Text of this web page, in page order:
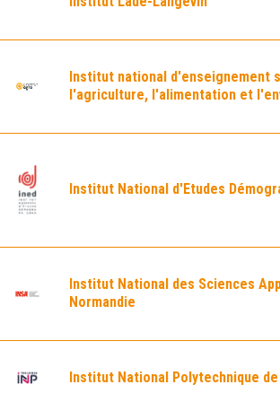
Institut national d'enseignement
l'agriculture, l'alimentation et
Institut National d'Etudes
Institut National des Sciences
Normandie
Institut National Polytechnique